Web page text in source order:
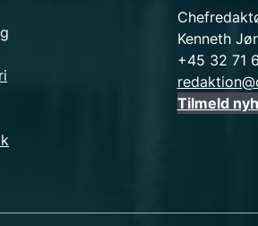
Kenneth
+45 32 71
Tilmeld